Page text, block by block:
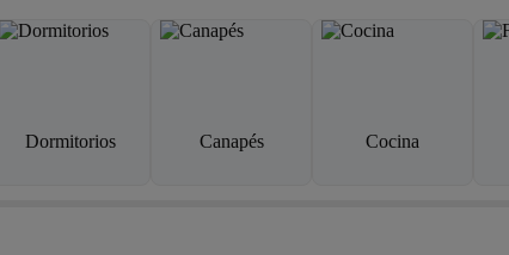
Dormitorios Canapés Cocina